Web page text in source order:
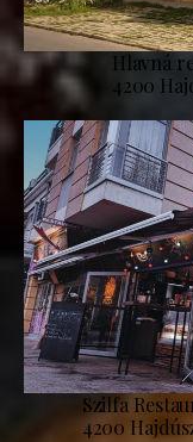
Hlavná
4200
Szilfa
4200